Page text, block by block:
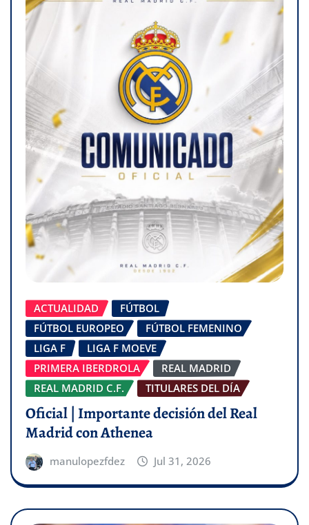
ACTUALIDAD
FÚTBOL
FÚTBOL EUROPEO
FÚTBOL FEMENINO
LIGA F
LIGA F MOEVE
PRIMERA IBERDROLA
REAL MADRID
REAL MADRID C.F.
TITULARES DEL DÍA
Oficial | Importante decisión del Real
Madrid con Athenea
manulopezfdez Jul 31, 2026